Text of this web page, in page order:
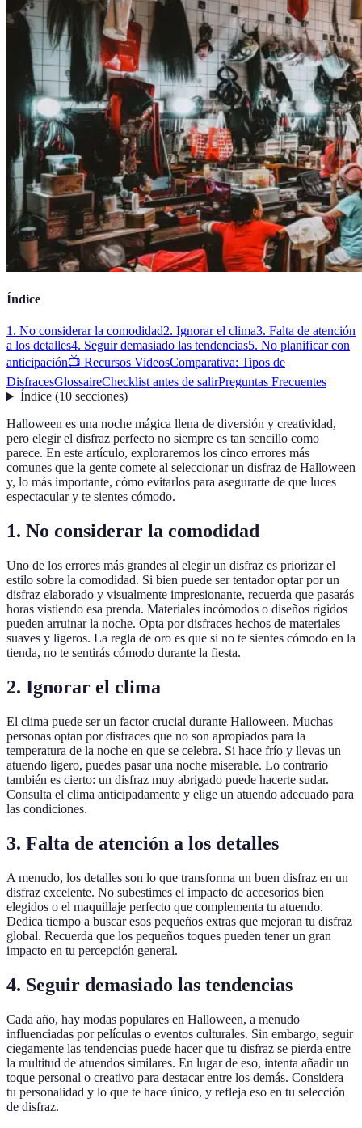
Índice
1. No considerar la comodidad2. Ignorar el clima3. Falta de atención
a los detalles4. Seguir demasiado las tendencias5. No planificar con
anticipación📺 Recursos VideosComparativa: Tipos de
DisfracesGlossaireChecklist antes de salirPreguntas Frecuentes
Índice(10 secciones)
Halloween es una noche mágica llena de diversión y creatividad,
pero elegir el disfraz perfecto no siempre es tan sencillo como
parece. En este artículo, exploraremos los cinco errores más
comunes que la gente comete al seleccionar un disfraz de Halloween
y, lo más importante, cómo evitarlos para asegurarte de que luces
espectacular y te sientes cómodo.
1. No considerar la comodidad
Uno de los errores más grandes al elegir un disfraz es priorizar el
estilo sobre la comodidad. Si bien puede ser tentador optar por un
disfraz elaborado y visualmente impresionante, recuerda que pasarás
horas vistiendo esa prenda. Materiales incómodos o diseños rígidos
pueden arruinar la noche. Opta por disfraces hechos de materiales
suaves y ligeros. La regla de oro es que si no te sientes cómodo en la
tienda, no te sentirás cómodo durante la fiesta.
2. Ignorar el clima
El clima puede ser un factor crucial durante Halloween. Muchas
personas optan por disfraces que no son apropiados para la
temperatura de la noche en que se celebra. Si hace frío y llevas un
atuendo ligero, puedes pasar una noche miserable. Lo contrario
también es cierto: un disfraz muy abrigado puede hacerte sudar.
Consulta el clima anticipadamente y elige un atuendo adecuado para
las condiciones.
3. Falta de atención a los detalles
A menudo, los detalles son lo que transforma un buen disfraz en un
disfraz excelente. No subestimes el impacto de accesorios bien
elegidos o el maquillaje perfecto que complementa tu atuendo.
Dedica tiempo a buscar esos pequeños extras que mejoran tu disfraz
global. Recuerda que los pequeños toques pueden tener un gran
impacto en tu percepción general.
4. Seguir demasiado las tendencias
Cada año, hay modas populares en Halloween, a menudo
influenciadas por películas o eventos culturales. Sin embargo, seguir
ciegamente las tendencias puede hacer que tu disfraz se pierda entre
la multitud de atuendos similares. En lugar de eso, intenta añadir un
toque personal o creativo para destacar entre los demás. Considera
tu personalidad y lo que te hace único, y refleja eso en tu selección
de disfraz.